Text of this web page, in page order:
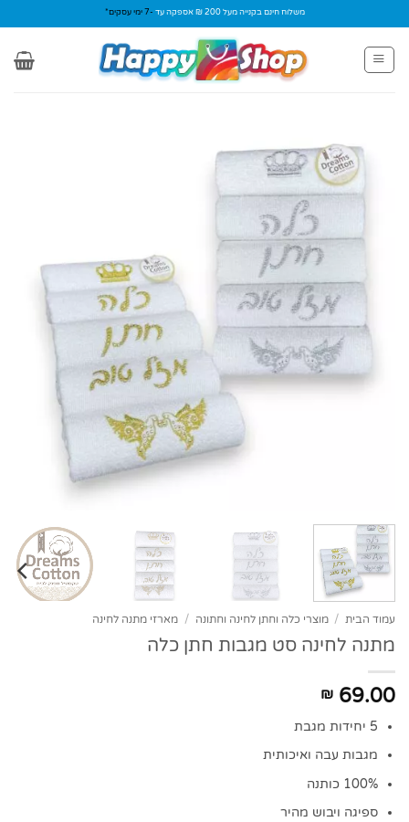
to
content
משלוח חינם בקנייה מעל 200 ₪ אספקה עד -7 ימי עסקים*
עמוד הבית / מוצרי כלה וחתן לחינה וחתונה / מארזי מתנה לחינה
מתנה לחינה סט מגבות חתן כלה
₪ 69.00
5 יחידות מגבת
מגבות עבה ואיכותית
100% כותנה
ספיגה ויבוש מהיר